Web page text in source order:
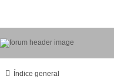
Índice general